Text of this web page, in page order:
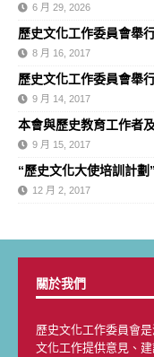
6 月 29, 2026
歷史文化工作委員會舉
8 月 16, 2017
歷史文化工作委員會舉
9 月 14, 2017
本會與歷史教育工作者
9 月 15, 2017
“歷史文化大使培訓計劃
12 月 2, 2017
關於我們
歷史文化工作委員會
文化工作提供意見、